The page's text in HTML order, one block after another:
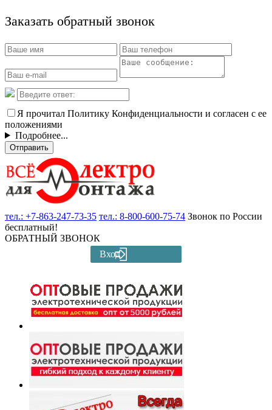
Заказать обратный звонок
Я прочитал Политику Конфиденциальности и согласен с ее
положениями
Подробнее...
Отправить
тел.: +7-863-247-73-35 тел.: 8-800-600-75-74 Звонок по России
бесплатный!
ОБРАТНЫЙ ЗВОНОК
Вход